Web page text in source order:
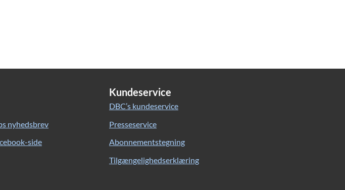
nyhedsbrev
side
Kundeservice
DBC’s kundeservice
Presseservice
Abonnementstegning
Tilgængelighedserklæring